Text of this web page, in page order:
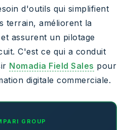
d'outils qui simplifient
terrain, améliorent la
assurent un pilotage
C'est ce qui a conduit
Nomadia Field Sales pour
digitale commerciale.
GROUP